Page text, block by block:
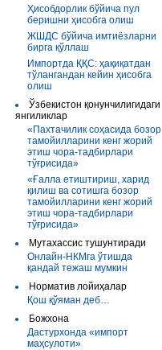
Ҳисобдорлик бўйича пул
беришни ҳисобга олиш
ЖШДС бўйича имтиёзларни
бирга қўллаш
Импортда ҚҚС: ҳақиқатдан
тўлангандан кейин ҳисобга
олиш
Ўзбекистон қонунчилигидаги
янгиликлар
«Пахтачилик соҳасида бозор
тамойилларини кенг жорий
этиш чора-тадбирлари
тўғрисида»
«Ғалла етиштириш, харид
қилиш ва сотишга бозор
тамойилларини кенг жорий
этиш чора-тадбирлари
тўғрисида»
Мутахассис тушунтиради
Онлайн-НКМга ўтишда
қандай тежаш мумкин
Норматив лойиҳалар
Қош қўяман деб…
Божхона
Дастурхонда «импорт
маҳсулоти»